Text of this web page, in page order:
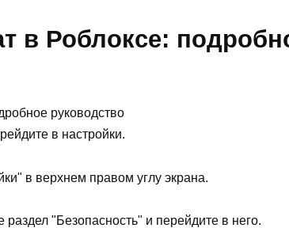
в Роблоксе:
в настройки.
в верхнем правом углу экрана.
"Безопасность" и перейдите в него.